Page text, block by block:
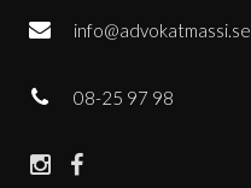
info@advokatmassi.se
08-25 97 98